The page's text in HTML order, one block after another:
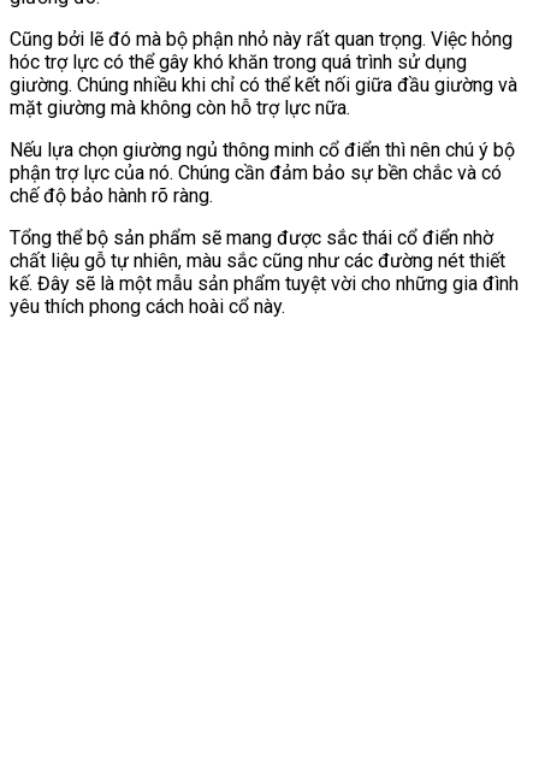
Cũng bởi lẽ đó mà bộ phận nhỏ này rất quan trọng. Việc hỏng
hóc trợ lực có thể gây khó khăn trong quá trình sử dụng
giường. Chúng nhiều khi chỉ có thể kết nối giữa đầu giường và
mặt giường mà không còn hỗ trợ lực nữa.
Nếu lựa chọn giường ngủ thông minh cổ điển thì nên chú ý bộ
phận trợ lực của nó. Chúng cần đảm bảo sự bền chắc và có
chế độ bảo hành rõ ràng.
Tổng thể bộ sản phẩm sẽ mang được sắc thái cổ điển nhờ
chất liệu gỗ tự nhiên, màu sắc cũng như các đường nét thiết
kế. Đây sẽ là một mẫu sản phẩm tuyệt vời cho những gia đình
yêu thích phong cách hoài cổ này.